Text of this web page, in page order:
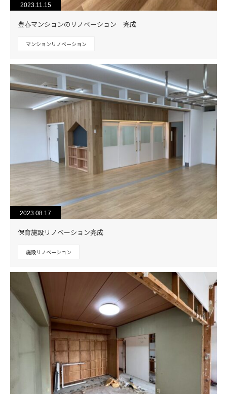
2023.11.15
豊春マンションのリノベーション 完成
マンションリノベーション
2023.08.17
保育施設リノベーション完成
施設リノベーション